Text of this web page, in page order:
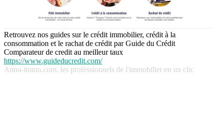
Retrouvez nos guides sur le crédit immobilier, crédit à la
consommation et le rachat de crédit par Guide du Crédit
Comparateur de credit au meilleur taux
https://www.guideducredit.com/
Annu-immo.com, les professionnels de l'immobilier en un clic